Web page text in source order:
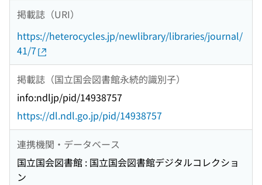
掲載誌（URI）
https://heterocycles.jp/newlibrary/libraries/journal/
41/7
掲載誌（国立国会図書館永続的識別子）
info:ndljp/pid/14938757
https://dl.ndl.go.jp/pid/14938757
連携機関・データベース
国立国会図書館 : 国立国会図書館デジタルコレクショ
ン